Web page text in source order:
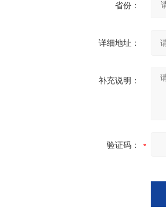
省份：
详细地址：
补充说明：
验证码：